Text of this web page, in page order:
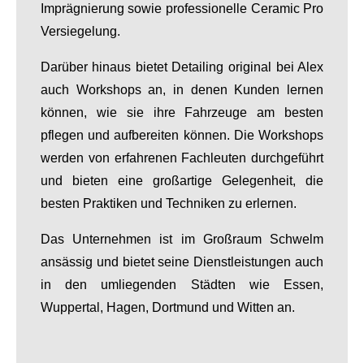
Imprägnierung sowie professionelle Ceramic Pro
Versiegelung.
Darüber hinaus bietet Detailing original bei Alex
auch Workshops an, in denen Kunden lernen
können, wie sie ihre Fahrzeuge am besten
pflegen und aufbereiten können. Die Workshops
werden von erfahrenen Fachleuten durchgeführt
und bieten eine großartige Gelegenheit, die
besten Praktiken und Techniken zu erlernen.
Das Unternehmen ist im Großraum Schwelm
ansässig und bietet seine Dienstleistungen auch
in den umliegenden Städten wie Essen,
Wuppertal, Hagen, Dortmund und Witten an.